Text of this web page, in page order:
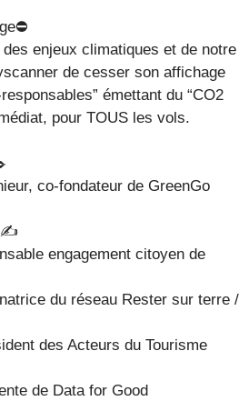
enjeux climatiques et de notre
de cesser son affichage
émettant du “CO2
pour TOUS les vols.
co-fondateur de GreenGo
✍️
engagement citoyen de
du réseau Rester sur terre /
des Acteurs du Tourisme
de Data for Good